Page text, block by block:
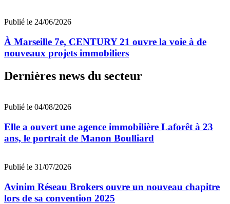
Publié le 24/06/2026
À Marseille 7e, CENTURY 21 ouvre la voie à de
nouveaux projets immobiliers
Dernières news du secteur
Publié le 04/08/2026
Elle a ouvert une agence immobilière Laforêt à 23
ans, le portrait de Manon Boulliard
Publié le 31/07/2026
Avinim Réseau Brokers ouvre un nouveau chapitre
lors de sa convention 2025